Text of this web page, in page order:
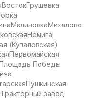
ВостокГрушевка
МалиновкаМихалово
Немига
(Купаловская)
Первомайская
Победы
Пушкинская
Тракторный завод